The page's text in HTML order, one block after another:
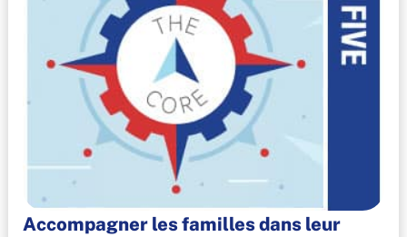
Accompagner les familles dans leur